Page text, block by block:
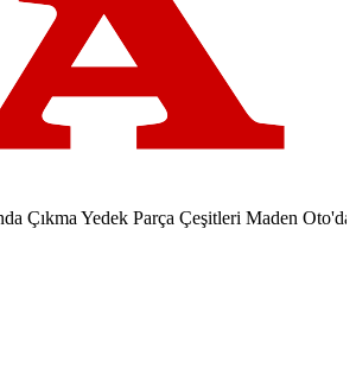
Yedek Parça Çeşitleri Maden Oto'da